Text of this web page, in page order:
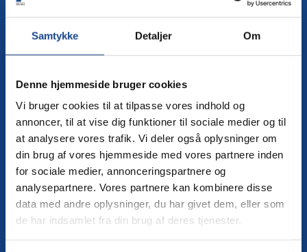
Samtykke Detaljer Om
Denne hjemmeside bruger cookies
Vi bruger cookies til at tilpasse vores indhold og
annoncer, til at vise dig funktioner til sociale medier og til
at analysere vores trafik. Vi deler også oplysninger om
din brug af vores hjemmeside med vores partnere inden
for sociale medier, annonceringspartnere og
analysepartnere. Vores partnere kan kombinere disse
data med andre oplysninger, du har givet dem, eller som
de har indsamlet fra din brug af deres tjenester.
Velkommen til Køge Private Realskole, hvor eleven lærer at
undervisning i sin fineste form forefindes.
Kontorets åbningstider:
Mandag - torsdag:
kl. 7:45 - 15:00
Fredag:
kl. 7:45 - 13:00
RING TIL OS
Skolens hovednummer
+45 56 63 63 93
info@kpr.dk